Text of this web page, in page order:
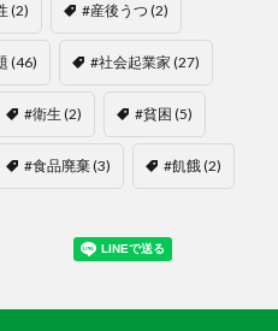
(2) #産後うつ (2)
(46) #社会起業家 (27)
#衛生 (2) #貧困 (5)
#食品廃棄(3) #飢餓(2)